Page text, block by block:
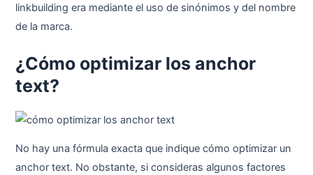
linkbuilding era mediante el uso de sinónimos y del nombre
de la marca.
¿Cómo optimizar los anchor
text?
No hay una fórmula exacta que indique cómo optimizar un
anchor text. No obstante, si consideras algunos factores